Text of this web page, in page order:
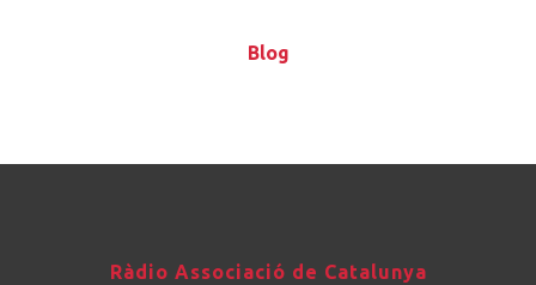
Blog
Blog
Ràdio Associació de Catalunya